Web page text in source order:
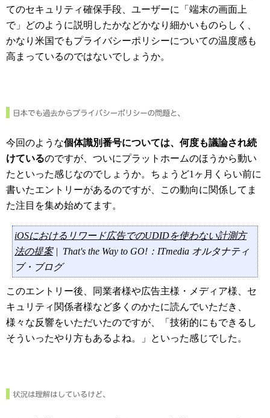
てのセキュリティ確保手段、ユーザーに「端末の画面上
で」どのように説明したかなどかなり細かいものらしく、
かなり米国でもプライバシーポリシーについての温度感も
高まっているのではないでしょうか。
今回のような個体識別番号については、何度も議論され続
けているのですが、ついにプラットホームのほうから動い
たといった感じなのでしょうか。ちょうど1ヶ月くらい前に
書いたエントリーがあるのですが、この動向に関係してま
た注目を集め始めてます。
iOSにおけるリワード広告でのUDIDを使わない計測方
法の提案| That's the Way to GO!：ITmedia オルタナティ
ブ・ブログ
このエントリー後、同業者様や広告主様・メディア様、セ
キュリティ関係者様など多くのかたに読んでいただき、
様々な反響をいただいたのですが、「技術的にもできるし
そういったやり方もあるよね。」といった感じでした。